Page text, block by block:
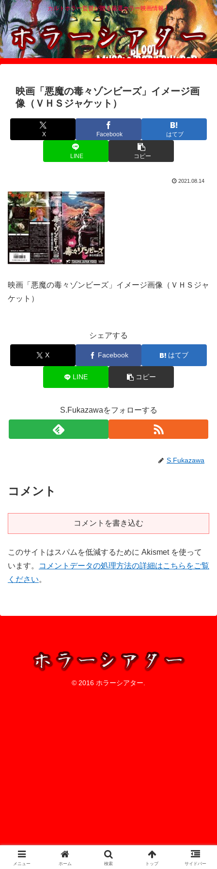
カルトホラー監督が贈る厳選ホラー映画情報！
映画「悪魔の毒々ゾンビーズ」イメージ画
像（ＶＨＳジャケット）
X Facebook はてブ
LINE コピー
2021.08.14
映画「悪魔の毒々ゾンビーズ」イメージ画像（ＶＨＳジャ
ケット）
シェアする
X Facebook はてブ
LINE コピー
S.Fukazawaをフォローする
S.Fukazawa
コメント
コメントを書き込む
このサイトはスパムを低減するために Akismet を使って
います。
コメントデータの処理方法の詳細はこちらをご覧
ください。
© 2016 ホラーシアター.
メニュー ホーム 検索 トップ サイドバー